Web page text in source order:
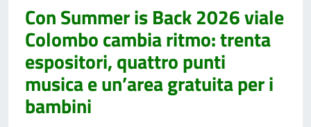
Con Summer is Back 2026 viale
Colombo cambia ritmo: trenta
espositori, quattro punti
musica e un’area gratuita per i
bambini